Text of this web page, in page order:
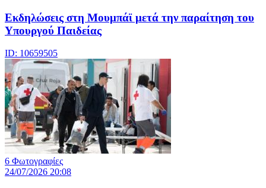
Eκδηλώσεις στη Μουμπάϊ μετά την παραίτηση του
Υπουργού Παιδείας
ID: 10659505
6 Φωτογραφίες
24/07/2026 20:08